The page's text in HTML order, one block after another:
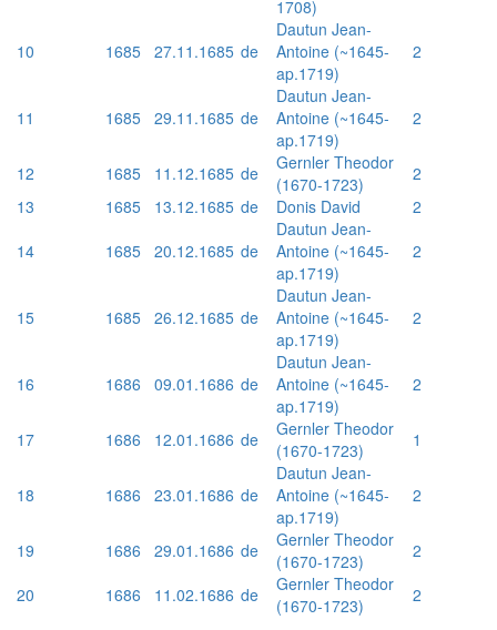
1708)
10 1685 27.11.1685 de
Dautun Jean-
Antoine (~1645-
ap.1719)
2
11 1685 29.11.1685 de
Dautun Jean-
Antoine (~1645-
ap.1719)
2
12 1685 11.12.1685 de
Gernler Theodor
(1670-1723)
2
13
1685 13.12.1685 de Donis David
2
14
1685 20.12.1685 de
Dautun Jean-
Antoine (~1645-
ap.1719)
2
15 1685 26.12.1685 de
Dautun Jean-
Antoine (~1645-
ap.1719)
2
16 1686 09.01.1686 de
Dautun Jean-
Antoine (~1645-
ap.1719)
2
17 1686 12.01.1686 de
Gernler Theodor
(1670-1723)
1
18 1686 23.01.1686 de
Dautun Jean-
Antoine (~1645-
ap.1719)
2
19 1686 29.01.1686 de
Gernler Theodor
(1670-1723)
2
20
1686 11.02.1686 de
Gernler Theodor
(1670-1723)
2